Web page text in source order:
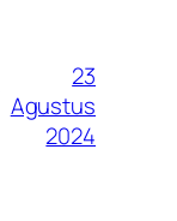
23
Agustus
2024